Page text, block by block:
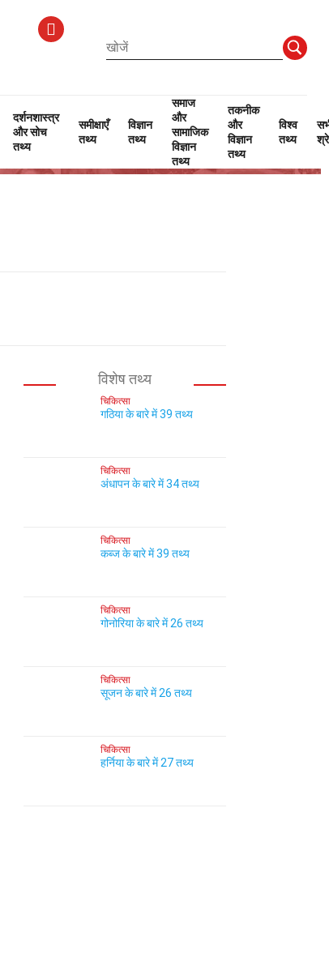
दर्शनशास्त्र
और सोच
तथ्य
समीक्षाएँ
तथ्य
विज्ञान
तथ्य
समाज
और
सामाजिक
विज्ञान
तथ्य
तकनीक
और
विज्ञान
तथ्य
विश्व
तथ्य
विशेष तथ्य
चिकित्सा
गठिया के बारे में 39 तथ्य
चिकित्सा
अंधापन के बारे में 34 तथ्य
चिकित्सा
कब्ज के बारे में 39 तथ्य
चिकित्सा
गोनोरिया के बारे में 26 तथ्य
चिकित्सा
सूजन के बारे में 26 तथ्य
चिकित्सा
हर्निया के बारे में 27 तथ्य